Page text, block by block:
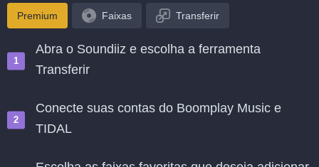
Premium Faixas Transferir
Abra o Soundiiz e escolha a ferramenta
Transferir
Conecte suas contas do Boomplay Music e
TIDAL